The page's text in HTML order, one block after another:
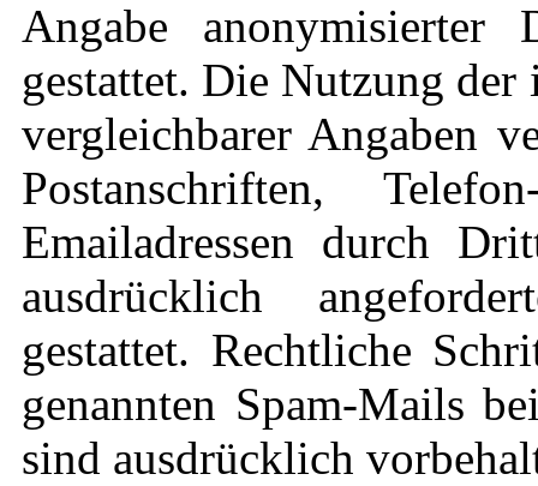
Angabe anonymisierter
gestattet. Die Nutzung der
vergleichbarer Angaben
Postanschriften,
Emailadressen durch
ausdrücklich
gestattet. Rechtliche
genannten Spam-Mails
sind ausdrücklich